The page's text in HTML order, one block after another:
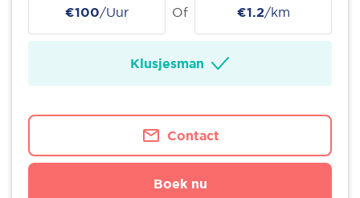
€100/Uur Of €1.2/km
Klusjesman
Contact
Boek nu